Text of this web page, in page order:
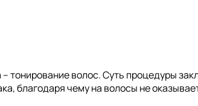
тонирование волос. Суть процедуры
благодаря чему на волосы не